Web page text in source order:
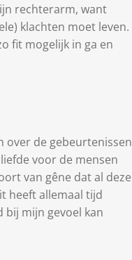
rechterarm, want
klachten moet leven.
fit mogelijk in ga en
over de gebeurtenissen
voor de mensen
van gêne dat al deze
heeft allemaal tijd
bij mijn gevoel kan